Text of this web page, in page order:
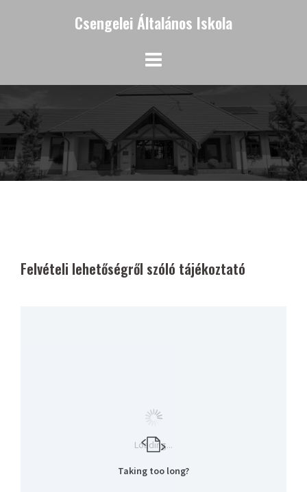
Csengelei Általános Iskola
Felvételi lehetőségről szóló tájékoztató
Loading...
Taking too long?